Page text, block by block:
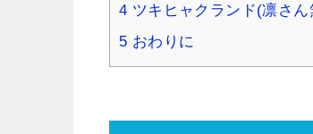
4 ツキヒャクランド(凛さ
5 おわりに